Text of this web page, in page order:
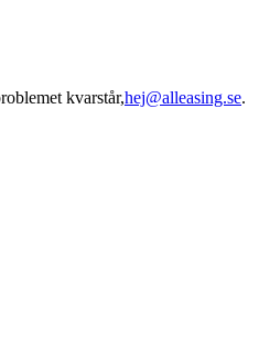
kvarstår,hej@alleasing.se.